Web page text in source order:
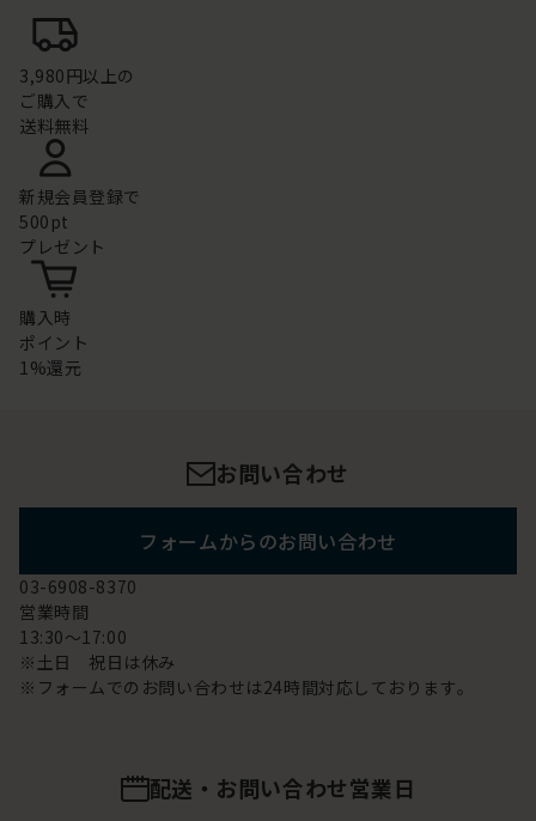
3,980円以上の
ご購入で
送料無料
新規会員登録で
500pt
プレゼント
購入時
ポイント
1%還元
お問い合わせ
フォームからのお問い合わせ
03-6908-8370
営業時間
13:30～17:00
※土日 祝日は休み
※フォームでのお問い合わせは24時間対応しております。
配送・お問い合わせ営業日